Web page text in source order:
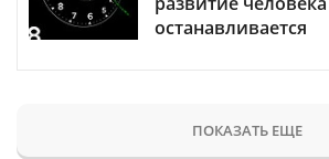
останавливается
ПОКАЗАТЬ ЕЩЕ